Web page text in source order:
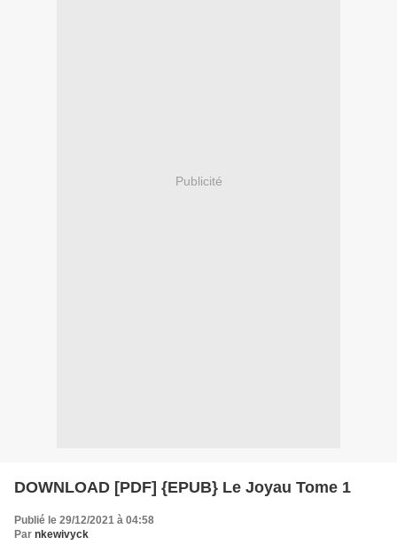
Publicité
DOWNLOAD [PDF] {EPUB} Le Joyau Tome 1
Publié le 29/12/2021 à 04:58
Par nkewivyck